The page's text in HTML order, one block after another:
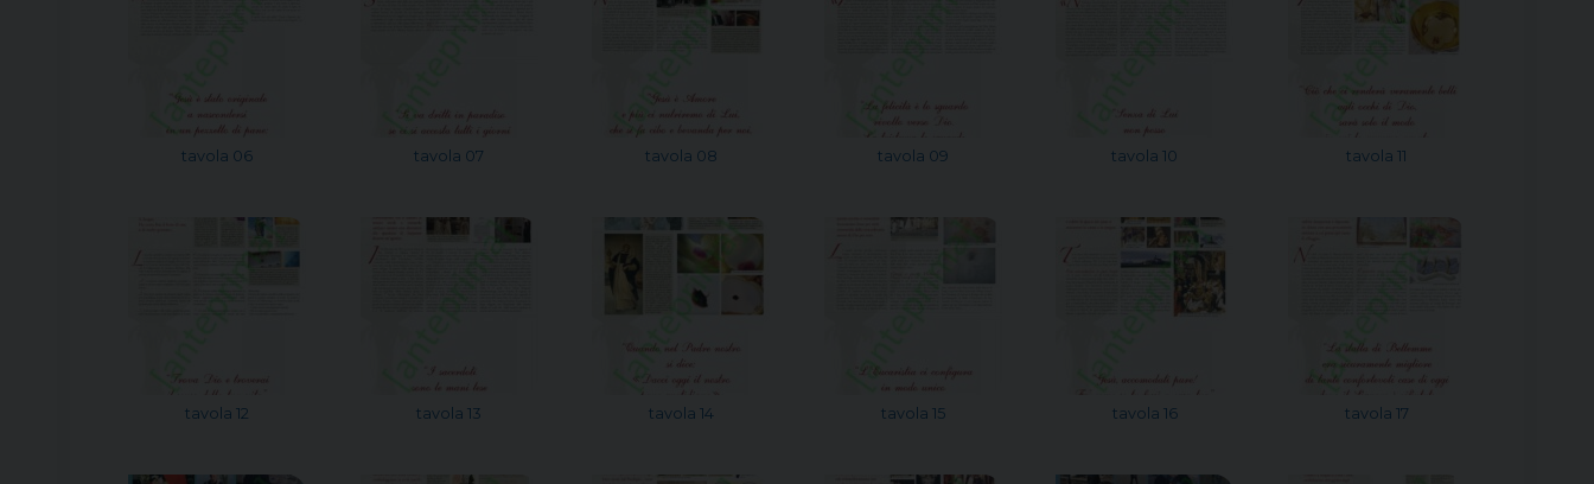
tavola 06 tavola 07 tavola 08 tavola 09 tavola 10 tavola 11
tavola 12 tavola 13 tavola 14 tavola 15 tavola 16 tavola 17